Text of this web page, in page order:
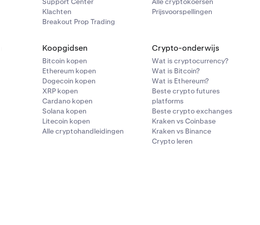
Klachten
Breakout Prop Trading
Prijsvoorspellingen
Koopgidsen
Bitcoin kopen
Ethereum kopen
Dogecoin kopen
XRP kopen
Cardano kopen
Solana kopen
Litecoin kopen
Alle cryptohandleidingen
Crypto-onderwijs
Wat is cryptocurrency?
Wat is Bitcoin?
Wat is Ethereum?
Beste crypto futures
platforms
Beste crypto exchanges
Kraken vs Coinbase
Kraken vs Binance
Crypto leren